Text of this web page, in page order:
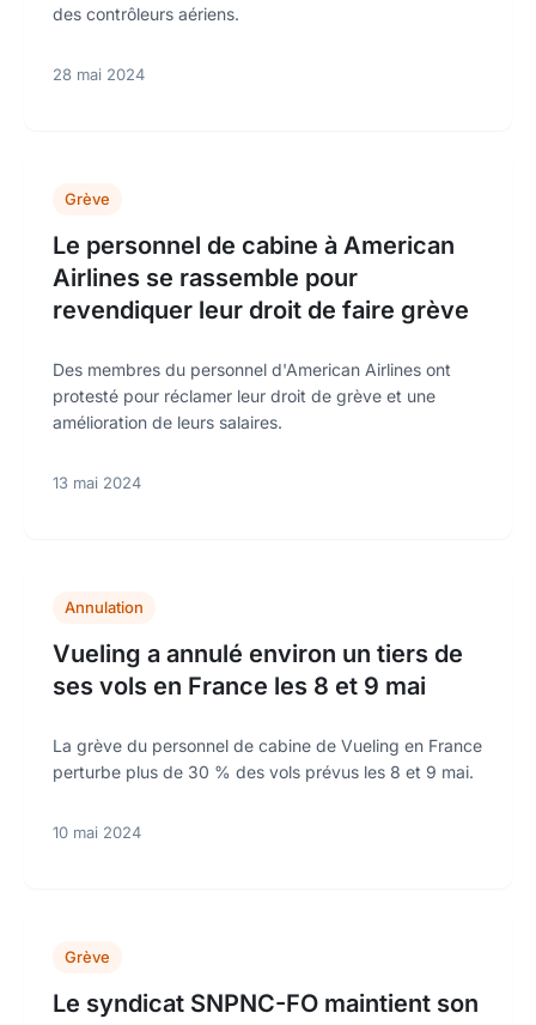
des contrôleurs aériens.
28 mai 2024
Grève
Le personnel de cabine à American
Airlines se rassemble pour
revendiquer leur droit de faire grève
Des membres du personnel d'American Airlines ont
protesté pour réclamer leur droit de grève et une
amélioration de leurs salaires.
13 mai 2024
Annulation
Vueling a annulé environ un tiers de
ses vols en France les 8 et 9 mai
La grève du personnel de cabine de Vueling en France
perturbe plus de 30 % des vols prévus les 8 et 9 mai.
10 mai 2024
Grève
Le syndicat SNPNC-FO maintient son